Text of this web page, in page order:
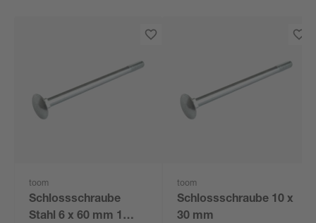
toom
Schlossschraube
Stahl 6 x 60 mm 1
toom
Schlossschraube 10 x
30 mm